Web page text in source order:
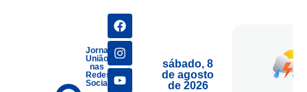
Jornais
União
nas
Redes
Sociais
sábado, 8
de agosto
de 2026